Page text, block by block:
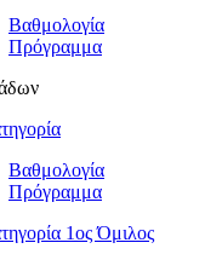
Βαθμολογία
Πρόγραμμα
Βαθμολογία
Πρόγραμμα
1ος Όμιλος